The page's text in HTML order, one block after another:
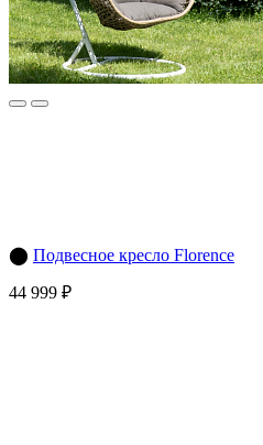
⬤ Подвесное кресло Florence
44 999 ₽